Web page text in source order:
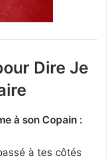
Dire Je
à son Copain :
à tes côtés